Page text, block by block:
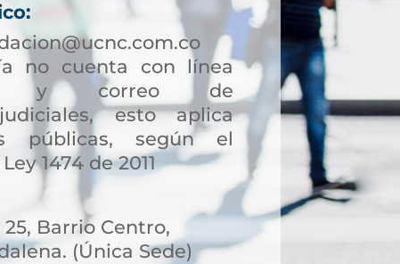
no cuenta con línea
y correo de
esto aplica
públicas, según el
1474 de 2011
Barrio Centro,
(Única Sede)